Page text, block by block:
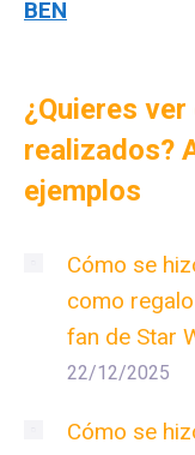
BEN
¿Quieres
realizados?
ejemplos
Cómo se
como
fan de Star
22/12/2025
Cómo se